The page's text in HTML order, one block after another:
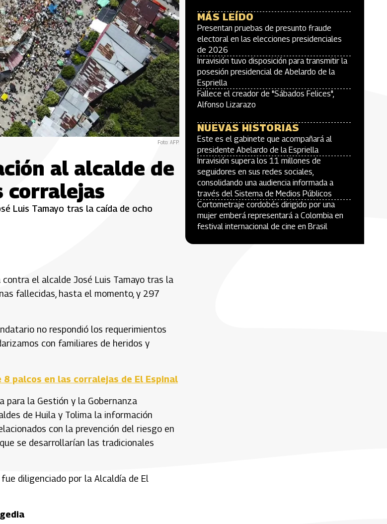
Foto: AFP.
al alcalde de
corralejas
Luis Tamayo tras la caída de ocho
el alcalde José Luis Tamayo tras la
fallecidas, hasta el momento, y 297
no respondió los requerimientos
con familiares de heridos y
palcos en las corralejas de El Espinal
para la Gestión y la Gobernanza
de Huila y Tolima la información
con la prevención del riesgo en
se desarrollarían las tradicionales
diligenciado por la Alcaldía de El
MÁS LEÍDO
Presentan pruebas de presunto fraude
electoral en las elecciones presidenciales
de 2026
Inravisión tuvo disposición para transmitir la
posesión presidencial de Abelardo de la
Espriella
Fallece el creador de "Sábados Felices",
Alfonso Lizarazo
NUEVAS HISTORIAS
Este es el gabinete que acompañará al
presidente Abelardo de la Espriella
Inravisión supera los 11 millones de
seguidores en sus redes sociales,
consolidando una audiencia informada a
través del Sistema de Medios Públicos
Cortometraje cordobés dirigido por una
mujer emberá representará a Colombia en
festival internacional de cine en Brasil